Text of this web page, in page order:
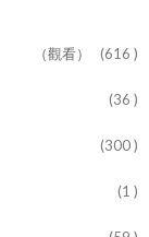
（觀看） (616 )
(36 )
(300 )
(1 )